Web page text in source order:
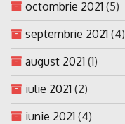
octombrie 2021 (5)
septembrie 2021 (4)
august 2021 (1)
iulie 2021 (2)
iunie 2021 (4)